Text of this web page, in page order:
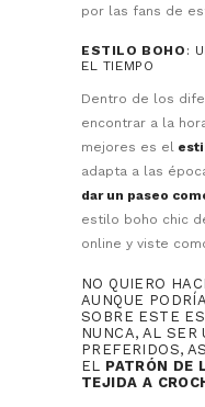
por las fans de
ESTILO BOHO :
EL TIEMPO
Dentro de los
encontrar a la
mejores es el
adapta a las
dar un paseo
estilo boho chic
online y viste
NO QUIERO
AUNQUE
SOBRE ESTE
NUNCA, AL SER
PREFERIDOS,
EL PATRÓN DE
TEJIDA A